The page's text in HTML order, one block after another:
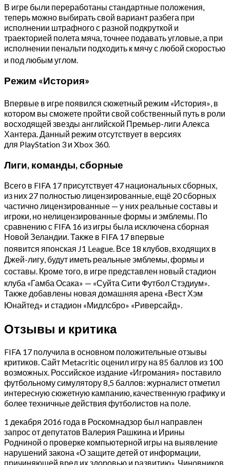
В игре были переработаны стандартные положения,
теперь можно выбирать свой вариант разбега при
исполнении штрафного с разной подкруткой и
траекторией полета мяча, точнее подавать угловые, а при
исполнении пенальти подходить к мячу с любой скоростью
и под любым углом.
Режим «История»
Впервые в игре появился сюжетный режим «История», в
котором вы сможете пройти свой собственный путь в роли
восходящей звезды английской Премьер-лиги Алекса
Хантера. Данный режим отсутствует в версиях
для PlayStation 3 и Xbox 360.
Лиги, команды, сборные
Всего в FIFA 17 присутствует 47 национальных сборных,
из них 27 полностью лицензированные, ещё 20 сборных
частично лицензированные — у них реальные составы и
игроки, но нелицензированные формы и эмблемы. По
сравнению с FIFA 16 из игры была исключена сборная
Новой Зеландии. Также в FIFA 17 впервые
появится японская J1 League. Все 18 клубов, входящих в
Джей-лигу, будут иметь реальные эмблемы, формы и
составы. Кроме того, в игре представлен новый стадион
клуба «Гамба Осака» — «Суйта Сити Футбол Стэдиум».
Также добавлены новая домашняя арена «Вест Хэм
Юнайтед» и стадион «Мидлсбро» «Риверсайд».
Отзывы и критика
FIFA 17 получила в основном положительные отзывы
критиков. Сайт Metacritic оценил игру на 85 баллов из 100
возможных. Российское издание «Игромания» поставило
футбольному симулятору 8,5 баллов: журналист отметил
интересную сюжетную кампанию, качественную графику и
более техничные действия футболистов на поле.
1 декабря 2016 года в Роскомнадзор был направлен
запрос от депутатов Валерия Рашкина и Ирины
Родниной о проверке компьютерной игры на выявление
нарушений закона «О защите детей от информации,
причиняющей вред их здоровью и развитию». Чиновников